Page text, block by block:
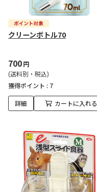
クリーンボトル70
700円
(送料別・税込)
獲得ポイント : 7
詳細 カートに入れる